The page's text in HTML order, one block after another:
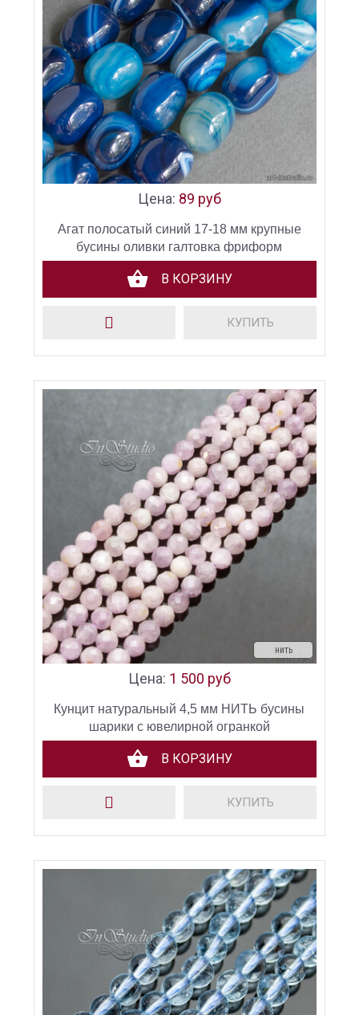
Цена: 89 руб
Агат полосатый синий 17-18 мм крупные
бусины оливки галтовка фриформ
В КОРЗИНУ
КУПИТЬ
нить
Цена: 1 500 руб
Кунцит натуральный 4,5 мм НИТЬ бусины
шарики с ювелирной огранкой
В КОРЗИНУ
КУПИТЬ